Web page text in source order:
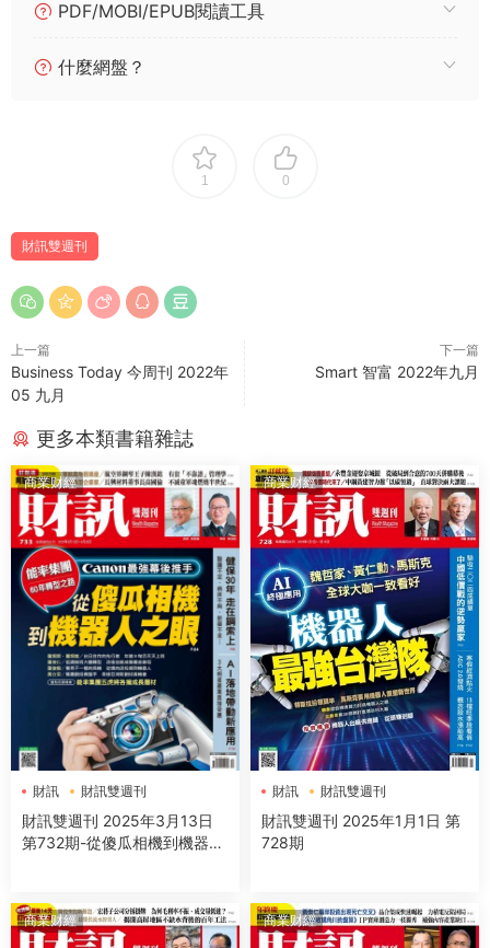
PDF/MOBI/EPUB閱讀工具
什麼網盤？
1 0
財訊雙週刊
上一篇
Business Today 今周刊 2022年
05 九月
下一篇
Smart 智富 2022年九月
更多本類書籍雜誌
商業财經
財訊 財訊雙週刊
財訊雙週刊 2025年3月13日
第732期-從傻瓜相機到機器人
商業财經
財訊 財訊雙週刊
財訊雙週刊 2025年1月1日 第
728期
商業财經 商業财經